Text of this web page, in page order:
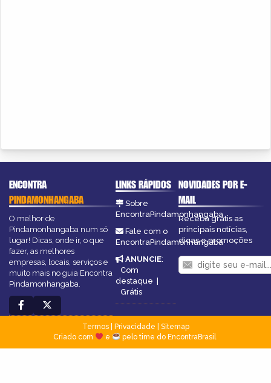
ENCONTRA
PINDAMONHANGABA
O melhor de
Pindamonhangaba num só
lugar! Dicas, onde ir, o que
fazer, as melhores
empresas, locais, serviços e
muito mais no guia Encontra
Pindamonhangaba.
LINKS RÁPIDOS
Sobre
EncontraPindamonhangaba
Fale com o
EncontraPindamonhangaba
ANUNCIE:
Com
destaque |
Grátis
NOVIDADES POR E-
MAIL
Receba grátis as
principais notícias,
dicas e promoções
Termos| Privacidade
Sitemap
Criado com
e pelo time do EncontraBrasil